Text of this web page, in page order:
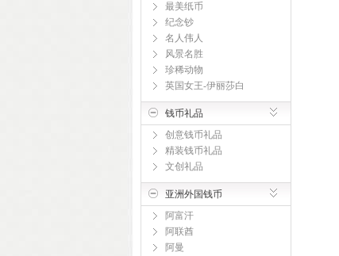
最美纸币
纪念钞
名人伟人
风景名胜
珍稀动物
英国女王-伊丽莎白
钱币礼品
创意钱币礼品
精装钱币礼品
文创礼品
亚洲外国钱币
阿富汗
阿联酋
阿曼